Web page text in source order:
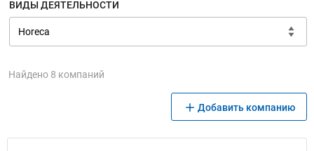
ВИДЫ ДЕЯТЕЛЬНОСТИ
Найдено 8 компаний
Добавить компанию